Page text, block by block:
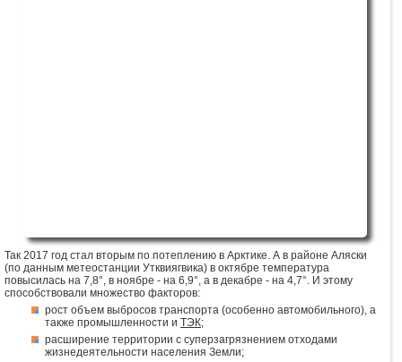
Так 2017 год стал вторым по потеплению в Арктике. А в районе Аляски
(по данным метеостанции Утквиягвика) в октябре температура
повысилась на 7,8°, в ноябре - на 6,9°, а в декабре - на 4,7°. И этому
способствовали множество факторов:
рост объем выбросов транспорта (особенно автомобильного), а
также промышленности и ТЭК;
расширение территории с суперзагрязнением отходами
жизнедеятельности населения Земли;